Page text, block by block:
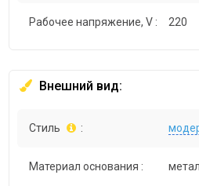
Рабочее напряжение, V : 220
Внешний вид:
Стиль :
Материал основания :